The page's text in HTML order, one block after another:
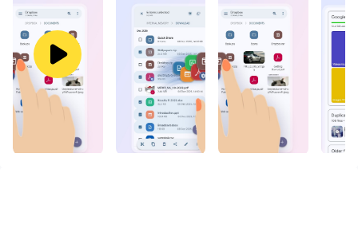
また、ファイル共有機能を使用すると、画像、ビデオ、お
よびファイルを簡単に共有できます。
Solid Explorer ファイルマネージャをダウンロードして
PCで実行して、大画面と高解像度の画質をお楽しみくだ
さい！
Solid Explorerは、デバイス、クラウド、ネットワーク上